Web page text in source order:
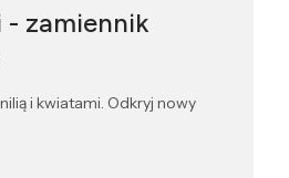
- zamiennik
i kwiatami. Odkryj nowy